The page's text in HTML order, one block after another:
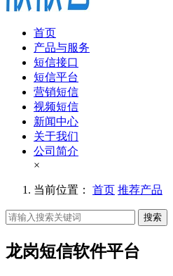
首页
产品与服务
短信接口
短信平台
营销短信
视频短信
新闻中心
关于我们
公司简介
×
当前位置： 首页 推荐产品
搜索
龙岗短信软件平台